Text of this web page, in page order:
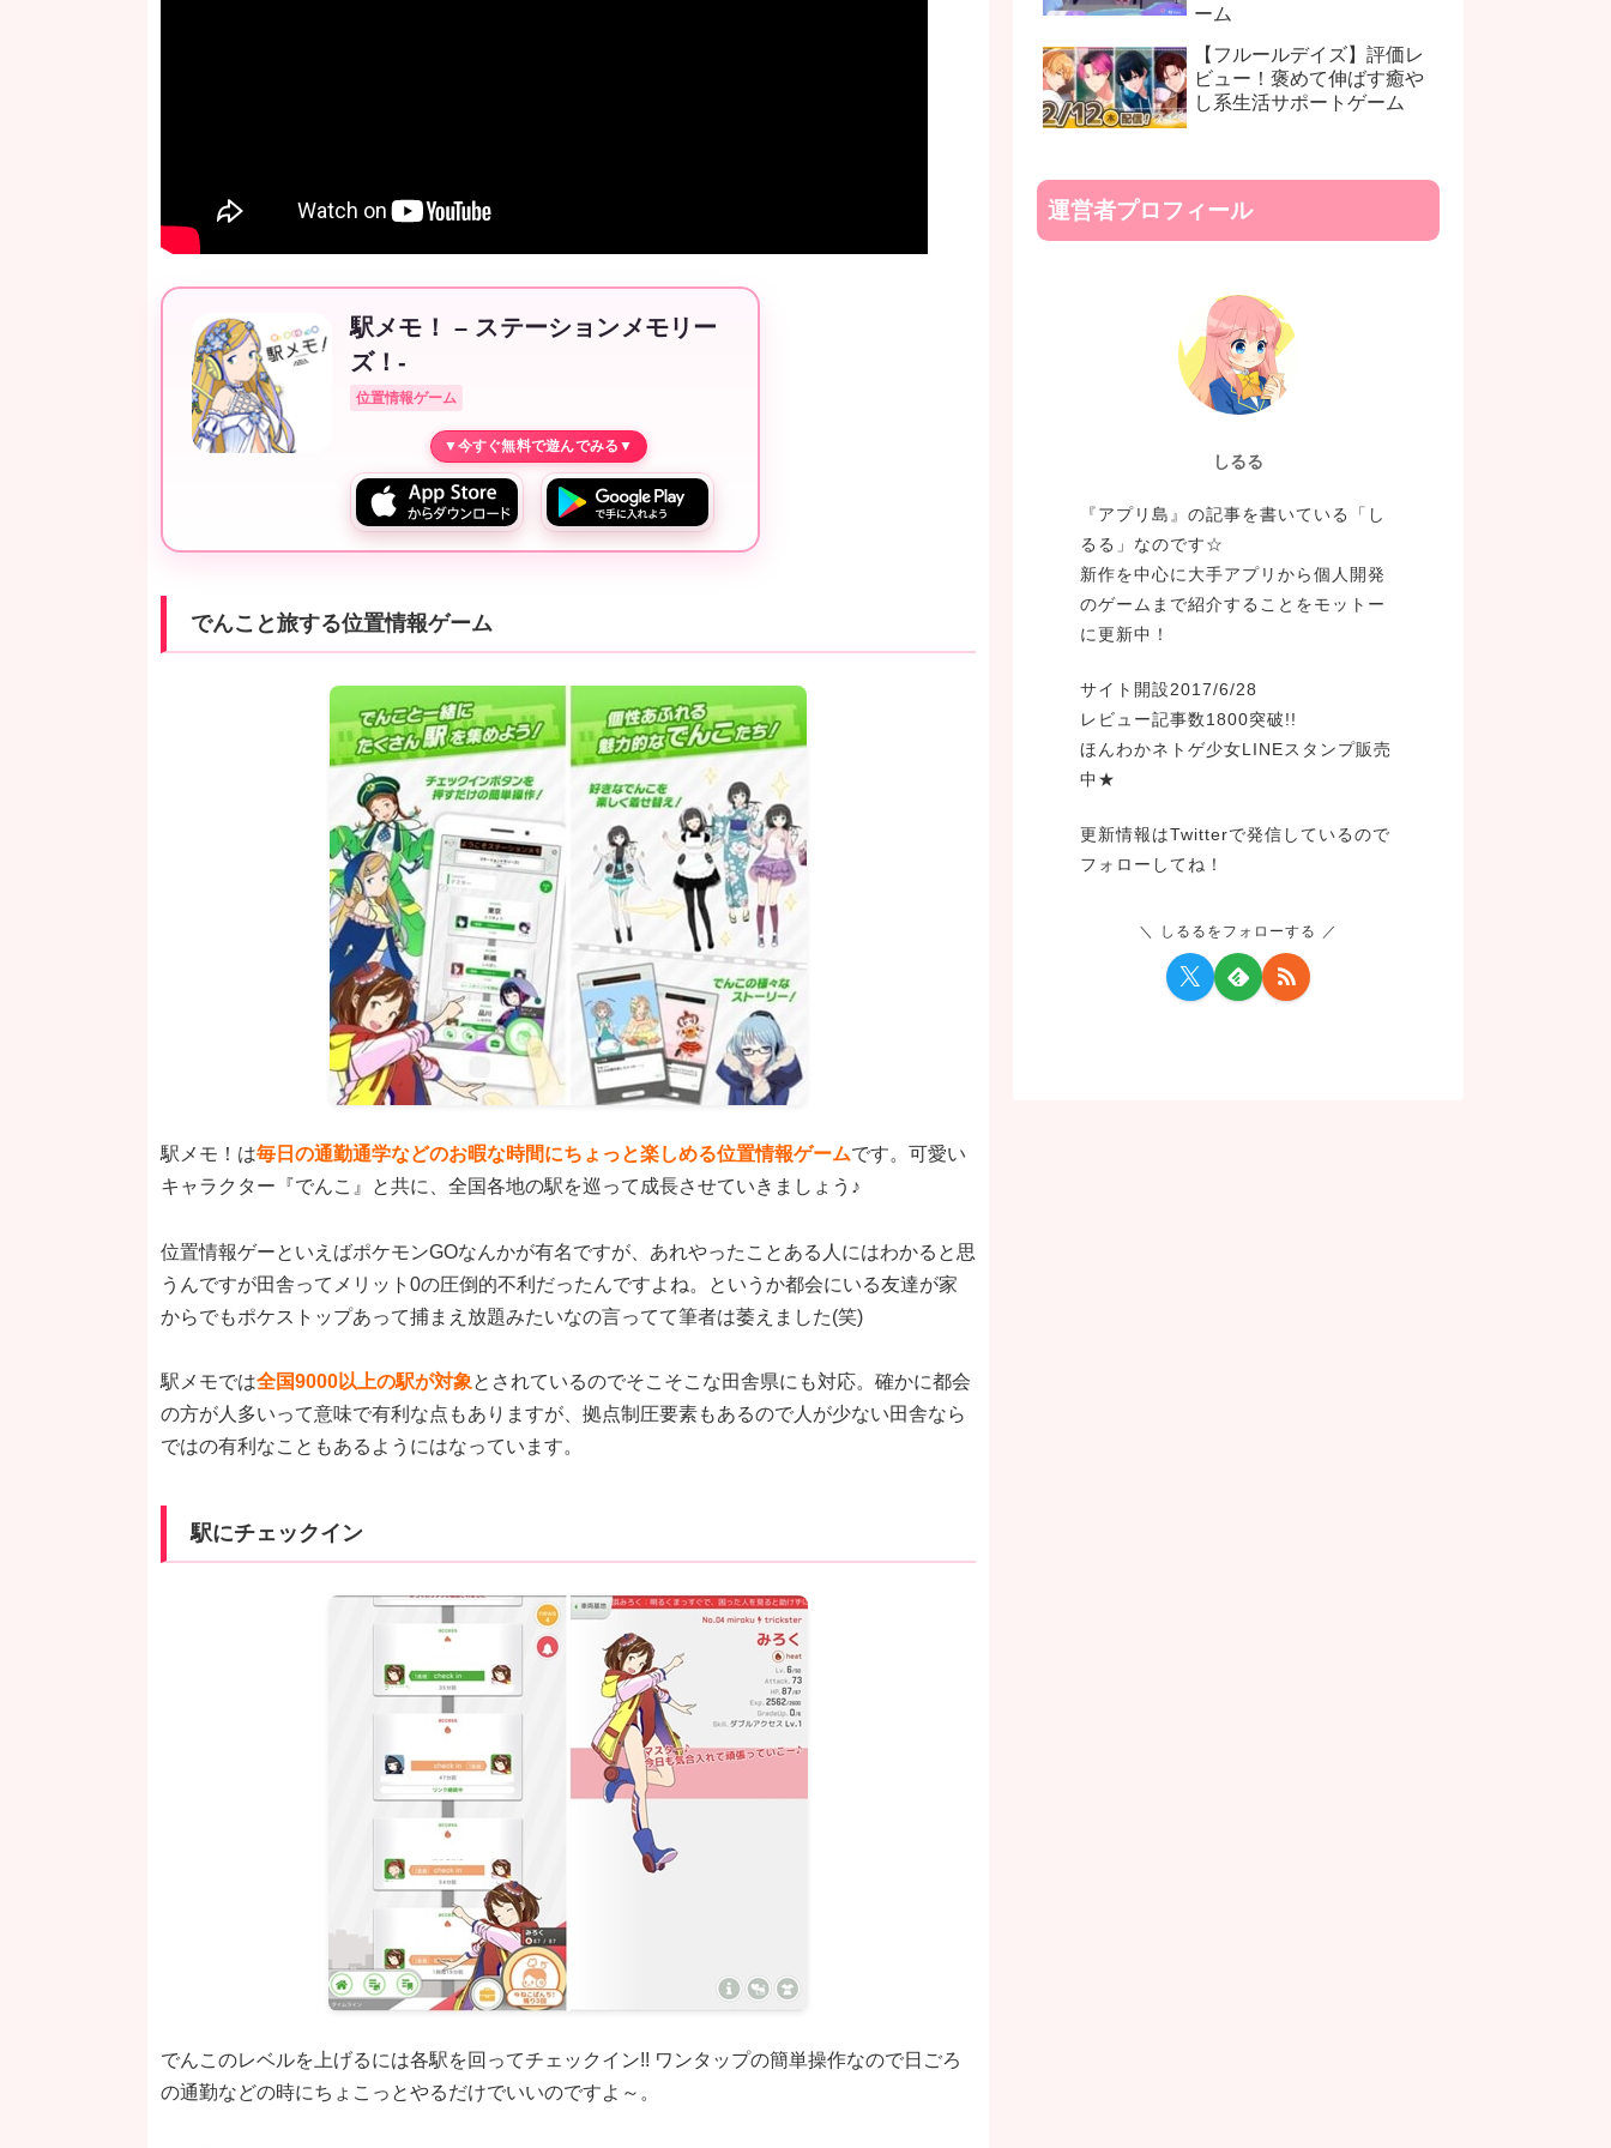
駅メモ！ – ステーションメモリー
ズ！-
位置情報ゲーム
でんこと旅する位置情報ゲーム
駅メモ！は毎日の通勤通学などのお暇な時間にちょっと楽しめる位置情報ゲームです。可愛い
キャラクター『でんこ』と共に、全国各地の駅を巡って成長させていきましょう♪
位置情報ゲーといえばポケモンGOなんかが有名ですが、あれやったことある人にはわかると思
うんですが田舎ってメリット0の圧倒的不利だったんですよね。というか都会にいる友達が家
からでもポケストップあって捕まえ放題みたいなの言ってて筆者は萎えました(笑)
駅メモでは全国9000以上の駅が対象とされているのでそこそこな田舎県にも対応。確かに都会
の方が人多いって意味で有利な点もありますが、拠点制圧要素もあるので人が少ない田舎なら
ではの有利なこともあるようにはなっています。
駅にチェックイン
でんこのレベルを上げるには各駅を回ってチェックイン!! ワンタップの簡単操作なので日ごろ
の通勤などの時にちょこっとやるだけでいいのですよ～。
ーム
【フルールデイズ】評価レ
ビュー！褒めて伸ばす癒や
し系生活サポートゲーム
運営者プロフィール
しるる
『アプリ島』の記事を書いている「し
るる」なのです☆
新作を中心に大手アプリから個人開発
のゲームまで紹介することをモットー
に更新中！
サイト開設2017/6/28
レビュー記事数1800突破!!
ほんわかネトゲ少女LINEスタンプ販売
中★
更新情報はTwitterで発信しているので
フォローしてね！
しるるをフォローする